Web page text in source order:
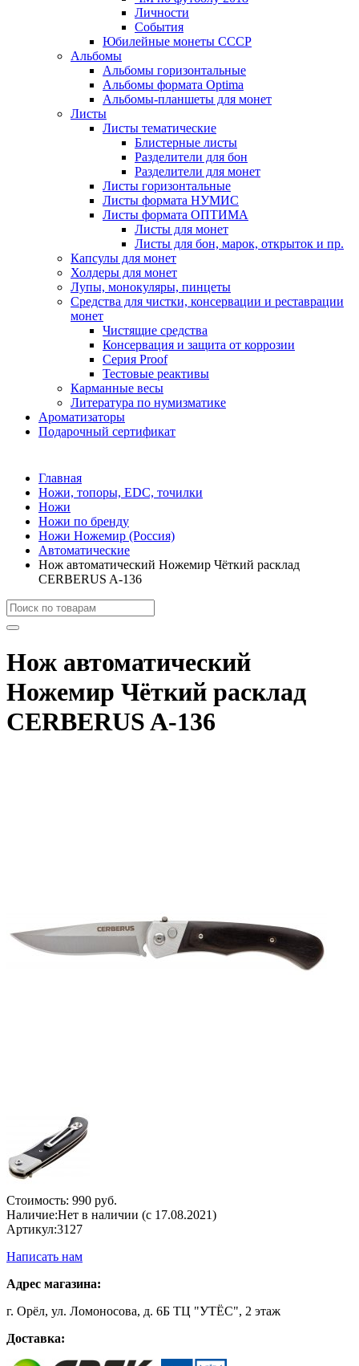
Личности
События
Юбилейные монеты СССР
Альбомы
Альбомы горизонтальные
Альбомы формата Optima
Альбомы-планшеты для монет
Листы
Листы тематические
Блистерные листы
Разделители для бон
Разделители для монет
Листы горизонтальные
Листы формата НУМИС
Листы формата ОПТИМА
Листы для монет
Листы для бон, марок, открыток и пр.
Капсулы для монет
Холдеры для монет
Лупы, монокуляры, пинцеты
Средства для чистки, консервации и реставрации
монет
Чистящие средства
Консервация и защита от коррозии
Серия Proof
Тестовые реактивы
Карманные весы
Литература по нумизматике
Ароматизаторы
Подарочный сертификат
Главная
Ножи, топоры, EDC, точилки
Ножи
Ножи по бренду
Ножи Ножемир (Россия)
Автоматические
Нож автоматический Ножемир Чёткий расклад
CERBERUS A-136
Нож автоматический
Ножемир Чёткий расклад
CERBERUS A-136
Стоимость: 990 руб.
Наличие:Нет в наличии (с 17.08.2021)
Артикул:3127
Написать нам
Адрес магазина:
г. Орёл, ул. Ломоносова, д. 6Б ТЦ "УТЁС", 2 этаж
Доставка: